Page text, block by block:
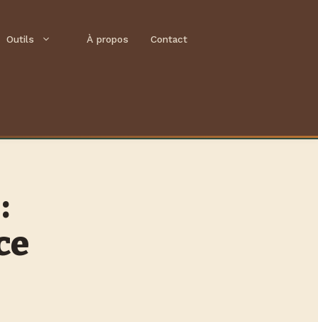
Outils À propos Contact